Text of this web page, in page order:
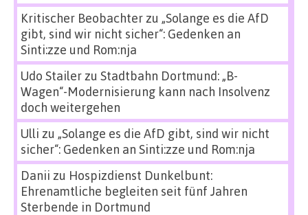
Kritischer Beobachterzu „Solange es die AfD
gibt, sind wir nicht sicher“: Gedenken an
Sinti:zze und Rom:nja
Udo Stailerzu Stadtbahn Dortmund: „B-
Wagen“-Modernisierung kann nach Insolvenz
doch weitergehen
Ulli zu „Solange es die AfD gibt, sind wir nicht
sicher“: Gedenken an Sinti:zze und Rom:nja
Danii zu Hospizdienst Dunkelbunt:
Ehrenamtliche begleiten seit fünf Jahren
Sterbende in Dortmund